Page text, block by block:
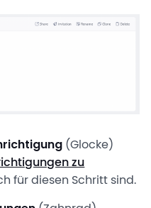
(Glocke)
zu
für diesen Schritt sind.